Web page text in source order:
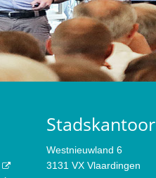
Stadskantoor
Westnieuwland 6
3131 VX Vlaardingen